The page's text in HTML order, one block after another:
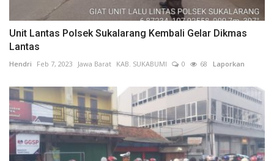
Unit Lantas Polsek Sukalarang Kembali Gelar Dikmas
Lantas
Hendri Feb 7, 2023 Jawa Barat KAB. SUKABUMI 0 68 Laporkan